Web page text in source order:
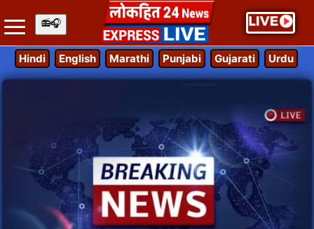
Hindi English Marathi Punjabi Gujarati Urdu